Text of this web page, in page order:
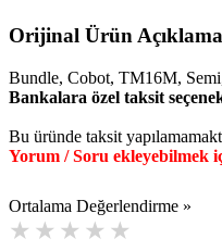
Orijinal Ürün
Bundle, Cobot, TM16M,
Bankalara özel taksit
Bu üründe taksit
Yorum / Soru ekleyebilmek
Ortalama Değerlendirme »